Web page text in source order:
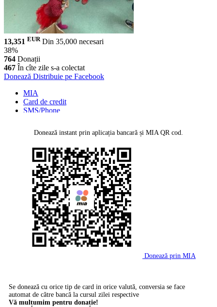
13,351 EUR Din 35,000 necesari
38%
764 Donații
467 În cîte zile s-a colectat
Donează Distribuie pe Facebook
MIA
Card de credit
SMS/Phone
Transfer Bancar
Donează instant prin aplicația bancară și MIA QR cod.
Donează prin MIA
Se donează cu orice tip de card in orice valută, conversia se face
automat de către bancă la cursul zilei respective
Vă mulțumim pentru donație!